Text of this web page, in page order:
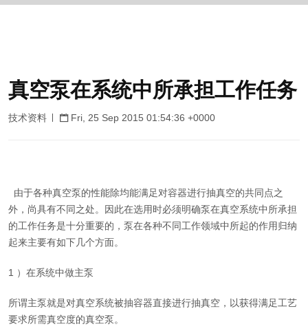
真空泵在系统中所承担工作任务
技术资料 Fri, 25 Sep 2015 01:54:36 +0000
由于各种真空泵的性能除均能满足对容器进行抽真空的共同点之
外，尚具有不同之处。因此在选用时必须明确泵在真空系统中所承担
的工作任务是十分重要的，泵在各种不同工作领域中所起的作用归纳
起来主要有如下几个方面。
1 ）在系统中做主泵
所谓主泵就是对真空系统被抽容器直接进行抽真空，以获得满足工艺
要求所需真空度的真空泵。